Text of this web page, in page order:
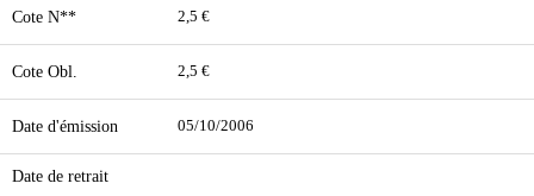
Cote N** 2,5 €
Cote Obl. 2,5 €
Date d'émission 05/10/2006
Date de retrait